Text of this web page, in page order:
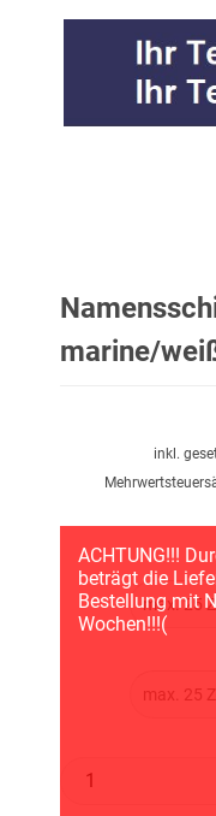
marine/
inkl.
ACHTUNG!!!
beträgt die
Bestellung mit
Wochen!!!(